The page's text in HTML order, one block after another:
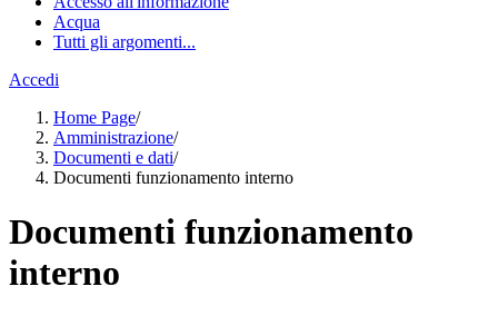
Acqua
Tutti gli argomenti...
Accedi
Home Page/
Amministrazione/
Documenti e dati/
Documenti funzionamento interno
Documenti funzionamento
interno